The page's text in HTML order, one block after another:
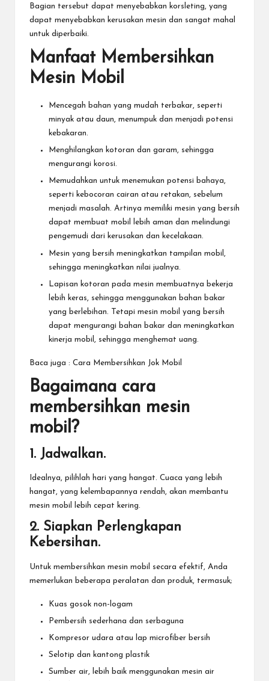
Bagian tersebut dapat menyebabkan korsleting, yang
dapat menyebabkan kerusakan mesin dan sangat mahal
untuk diperbaiki.
Manfaat Membersihkan
Mesin Mobil
Mencegah bahan yang mudah terbakar, seperti
minyak atau daun, menumpuk dan menjadi potensi
kebakaran.
Menghilangkan kotoran dan garam, sehingga
mengurangi korosi.
Memudahkan untuk menemukan potensi bahaya,
seperti kebocoran cairan atau retakan, sebelum
menjadi masalah. Artinya memiliki mesin yang bersih
dapat membuat mobil lebih aman dan melindungi
pengemudi dari kerusakan dan kecelakaan.
Mesin yang bersih meningkatkan tampilan mobil,
sehingga meningkatkan nilai jualnya.
Lapisan kotoran pada mesin membuatnya bekerja
lebih keras, sehingga menggunakan bahan bakar
yang berlebihan. Tetapi mesin mobil yang bersih
dapat mengurangi bahan bakar dan meningkatkan
kinerja mobil, sehingga menghemat uang.
Baca juga : Cara Membersihkan Jok Mobil
Bagaimana cara
membersihkan mesin
mobil?
1. Jadwalkan.
Idealnya, pilihlah hari yang hangat. Cuaca yang lebih
hangat, yang kelembapannya rendah, akan membantu
mesin mobil lebih cepat kering.
2. Siapkan Perlengkapan
Kebersihan.
Untuk membersihkan mesin mobil secara efektif, Anda
memerlukan beberapa peralatan dan produk, termasuk;
Kuas gosok non-logam
Pembersih sederhana dan serbaguna
Kompresor udara atau lap microfiber bersih
Selotip dan kantong plastik
Sumber air, lebih baik menggunakan mesin air